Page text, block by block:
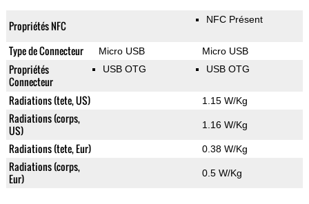
Propriétés NFC NFC Présent
Type de Connecteur Micro USB Micro USB
Propriétés
Connecteur
USB OTG USB OTG
Radiations (tete, US) 1.15 W/Kg
Radiations (corps,
US)
1.16 W/Kg
Radiations (tete, Eur) 0.38 W/Kg
Radiations (corps,
Eur)
0.5 W/Kg